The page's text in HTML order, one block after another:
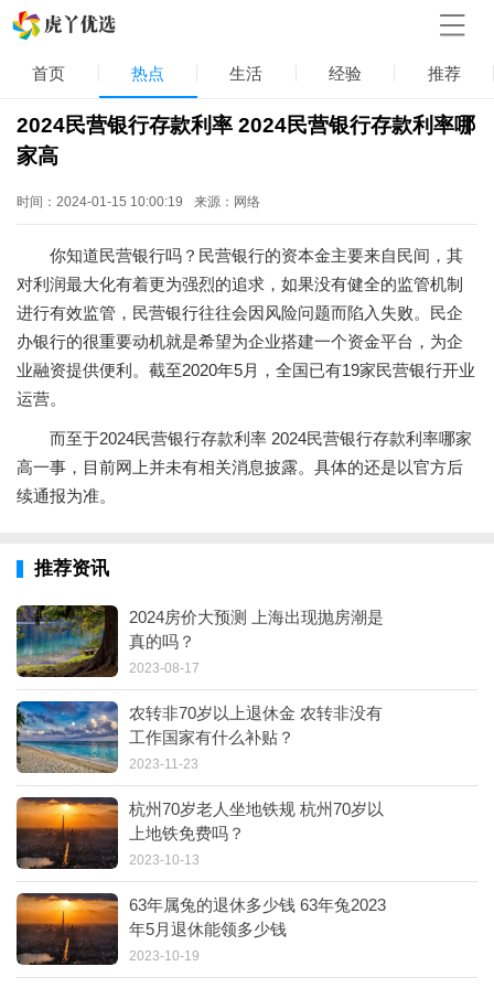
首页 热点 生活 经验 推荐
2024民营银行存款利率 2024民营银行存款利率哪
家高
时间：2024-01-15 10:00:19 来源：网络
你知道民营银行吗？民营银行的资本金主要来自民间，其
对利润最大化有着更为强烈的追求，如果没有健全的监管机制
进行有效监管，民营银行往往会因风险问题而陷入失败。民企
办银行的很重要动机就是希望为企业搭建一个资金平台，为企
业融资提供便利。截至2020年5月，全国已有19家民营银行开业
运营。
而至于2024民营银行存款利率 2024民营银行存款利率哪家
高一事，目前网上并未有相关消息披露。具体的还是以官方后
续通报为准。
推荐资讯
2024房价大预测 上海出现抛房潮是
真的吗？
2023-08-17
农转非70岁以上退休金 农转非没有
工作国家有什么补贴？
2023-11-23
杭州70岁老人坐地铁规 杭州70岁以
上地铁免费吗？
2023-10-13
63年属兔的退休多少钱 63年兔2023
年5月退休能领多少钱
2023-10-19